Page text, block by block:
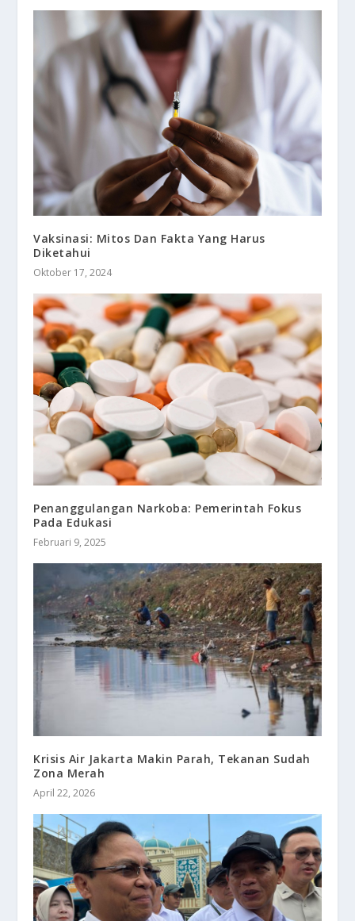
Vaksinasi: Mitos Dan Fakta Yang Harus
Diketahui
Oktober 17, 2024
Penanggulangan Narkoba: Pemerintah Fokus
Pada Edukasi
Februari 9, 2025
Krisis Air Jakarta Makin Parah, Tekanan Sudah
Zona Merah
April 22, 2026